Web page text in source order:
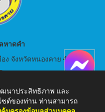
หาดคำ
ง จังหวัดหนองคาย 43000
ฒนาประสิทธิภาพ และ
ต์ของท่าน ท่านสามารถ